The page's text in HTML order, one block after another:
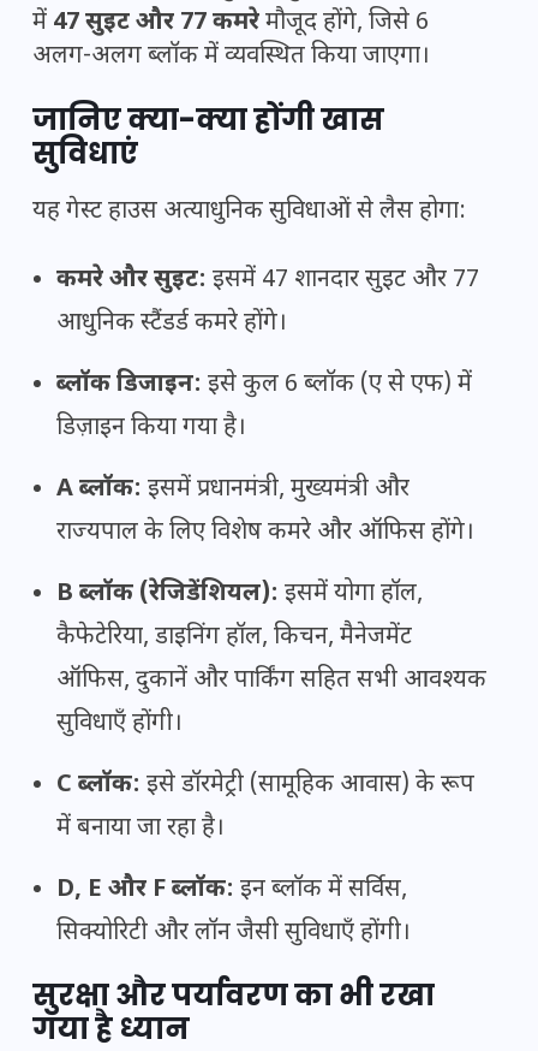
में 47 सुइट और 77 कमरेमौजूद होंगे, जिसे 6
अलग-अलग ब्लॉक में व्यवस्थित किया जाएगा।
जानिए क्या-क्या होंगी खास
सुविधाएं
यह गेस्ट हाउस अत्याधुनिक सुविधाओं से लैस होगा:
कमरे और सुइट: इसमें 47 शानदार सुइट और 77
आधुनिक स्टैंडर्ड कमरे होंगे।
ब्लॉक डिजाइन: इसे कुल 6 ब्लॉक (ए से एफ) में
डिज़ाइन किया गया है।
A ब्लॉक: इसमें प्रधानमंत्री, मुख्यमंत्री और
राज्यपाल के लिए विशेष कमरे और ऑफिस होंगे।
B ब्लॉक (रेजिडेंशियल): इसमें योगा हॉल,
कैफेटेरिया, डाइनिंग हॉल, किचन, मैनेजमेंट
ऑफिस, दुकानें और पार्किंग सहित सभी आवश्यक
सुविधाएँ होंगी।
C ब्लॉक: इसे डॉरमेट्री (सामूहिक आवास) के रूप
में बनाया जा रहा है।
D, E और F ब्लॉक: इन ब्लॉक में सर्विस,
सिक्योरिटी और लॉन जैसी सुविधाएँ होंगी।
सुरक्षा और पर्यावरण का भी रखा
गया है ध्यान